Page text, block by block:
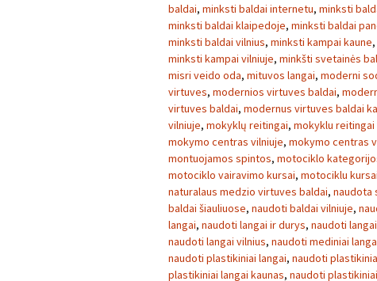
baldai, minksti baldai internetu, minksti
minksti baldai klaipedoje, minksti baldai
minksti baldai vilnius, minksti kampai kaune,
minksti kampai vilniuje, minkšti svetainės
misri veido oda, mituvos langai, moderni
virtuves, modernios virtuves baldai,
virtuves baldai, modernus virtuves baldai
vilniuje, mokyklų reitingai, mokyklu reitingai
mokymo centras vilniuje, mokymo centras
montuojamos spintos, motociklo
motociklo vairavimo kursai, motociklu kursai
naturalaus medzio virtuves baldai, naudota
baldai šiauliuose, naudoti baldai vilniuje,
langai, naudoti langai ir durys, naudoti
naudoti langai vilnius, naudoti mediniai
naudoti plastikiniai langai, naudoti
plastikiniai langai kaunas, naudoti